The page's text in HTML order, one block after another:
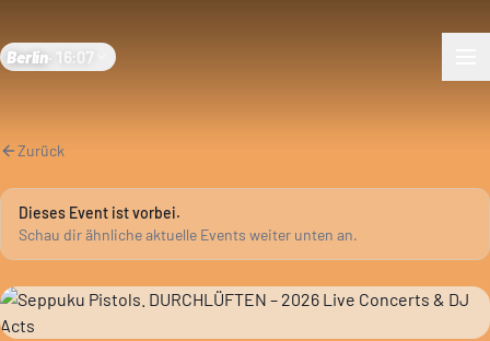
Berlin 16:07
Zurück
Dieses Event ist vorbei.
Schau dir ähnliche aktuelle Events weiter unten an.